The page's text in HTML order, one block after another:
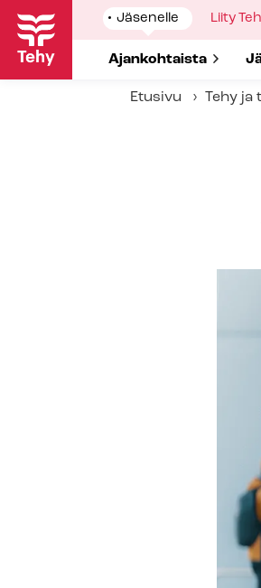
Hyppää
pääsisältöön
Show
submenu
Jäsenelle
Show submenu for
Ajankohtaista
Show
Liity
Etusivu Tehy ja